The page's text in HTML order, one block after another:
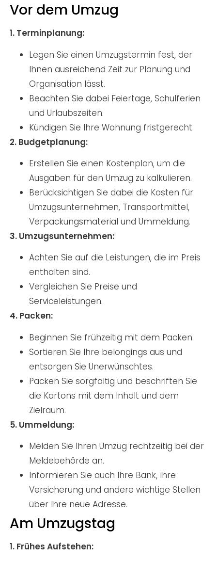
Vor dem Umzug
1. Terminplanung:
Legen Sie einen Umzugstermin fest, der
Ihnen ausreichend Zeit zur Planung und
Organisation lässt.
Beachten Sie dabei Feiertage, Schulferien
und Urlaubszeiten.
Kündigen Sie Ihre Wohnung fristgerecht.
2. Budgetplanung:
Erstellen Sie einen Kostenplan, um die
Ausgaben für den Umzug zu kalkulieren.
Berücksichtigen Sie dabei die Kosten für
Umzugsunternehmen, Transportmittel,
Verpackungsmaterial und Ummeldung.
3. Umzugsunternehmen:
Achten Sie auf die Leistungen, die im Preis
enthalten sind.
Vergleichen Sie Preise und
Serviceleistungen.
4. Packen:
Beginnen Sie frühzeitig mit dem Packen.
Sortieren Sie Ihre belongings aus und
entsorgen Sie Unerwünschtes.
Packen Sie sorgfältig und beschriften Sie
die Kartons mit dem Inhalt und dem
Zielraum.
5. Ummeldung:
Melden Sie Ihren Umzug rechtzeitig bei der
Meldebehörde an.
Informieren Sie auch Ihre Bank, Ihre
Versicherung und andere wichtige Stellen
über Ihre neue Adresse.
Am Umzugstag
1. Frühes Aufstehen: